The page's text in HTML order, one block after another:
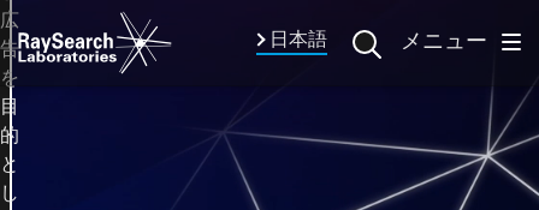
広
告
を
目
的
と
し
日本語 メニュー